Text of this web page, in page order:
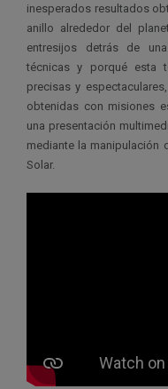
inesperados resultados
anillo alrededor del
entresijos detrás de
técnicas y porqué esta
precisas y
obtenidas con misiones
una presentación
mediante la manipulación
Solar.